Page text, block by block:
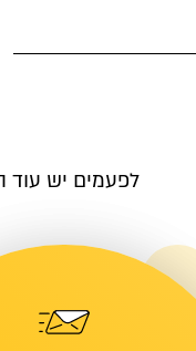
לפעמים יש עוד